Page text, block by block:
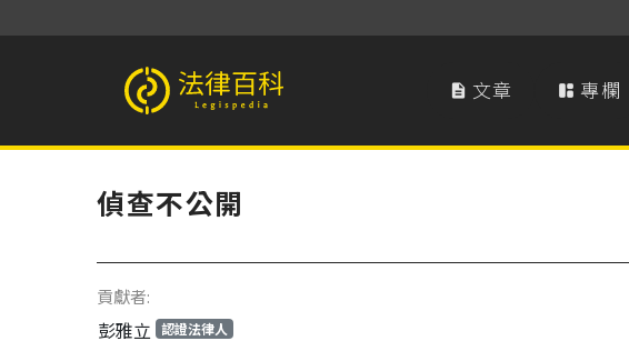
法律百科 Legispedia  文章  專欄
偵查不公開
貢獻者:
彭雅立 認證法律人